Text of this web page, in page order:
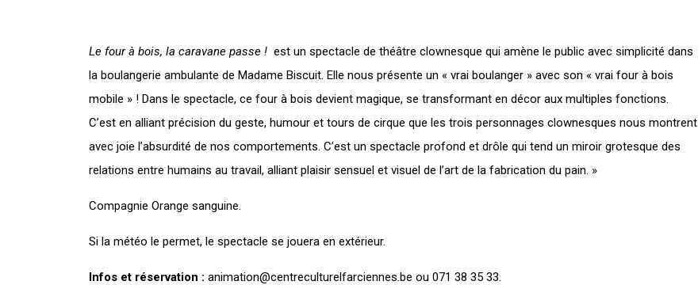
Le four à bois, la caravane passe ! est un spectacle de théâtre clownesque qui amène le public avec simplicité dans
la boulangerie ambulante de Madame Biscuit. Elle nous présente un « vrai boulanger » avec son « vrai four à bois
mobile » ! Dans le spectacle, ce four à bois devient magique, se transformant en décor aux multiples fonctions.
C’est en alliant précision du geste, humour et tours de cirque que les trois personnages clownesques nous montrent
avec joie l’absurdité de nos comportements. C’est un spectacle profond et drôle qui tend un miroir grotesque des
relations entre humains au travail, alliant plaisir sensuel et visuel de l’art de la fabrication du pain. »
Compagnie Orange sanguine.
Si la météo le permet, le spectacle se jouera en extérieur.
Infos et réservation : animation@centreculturelfarciennes.be ou 071 38 35 33.